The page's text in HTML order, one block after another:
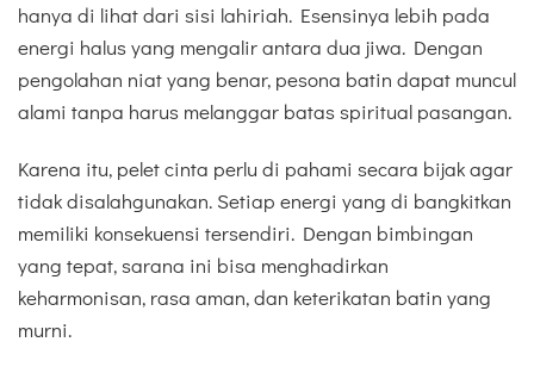
hanya di lihat dari sisi lahiriah. Esensinya lebih pada
energi halus yang mengalir antara dua jiwa. Dengan
pengolahan niat yang benar, pesona batin dapat muncul
alami tanpa harus melanggar batas spiritual pasangan.
Karena itu, pelet cinta perlu di pahami secara bijak agar
tidak disalahgunakan. Setiap energi yang di bangkitkan
memiliki konsekuensi tersendiri. Dengan bimbingan
yang tepat, sarana ini bisa menghadirkan
keharmonisan, rasa aman, dan keterikatan batin yang
murni.